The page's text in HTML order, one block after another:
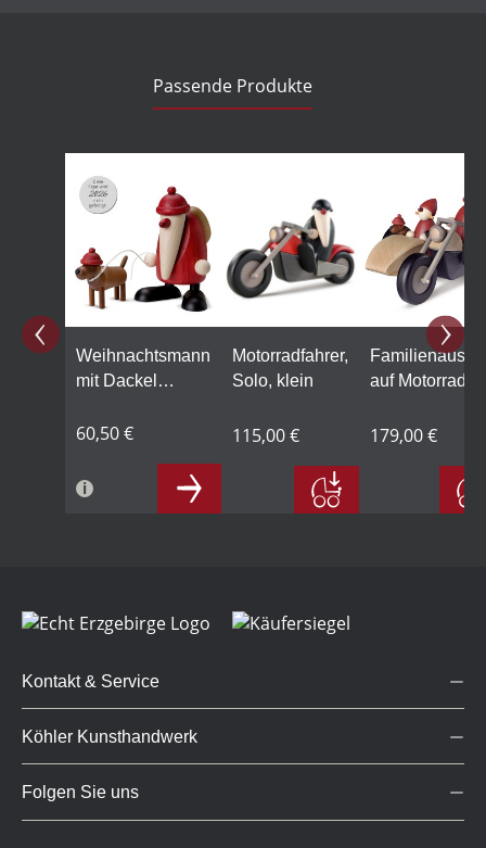
Passende Produkte
Weihnachtsmann
mit Dackel
60,50 €
Motorradfahrer,
Solo, klein
115,00 €
auf Motorrad,
179,00 €
Kontakt & Service
Köhler Kunsthandwerk
Folgen Sie uns